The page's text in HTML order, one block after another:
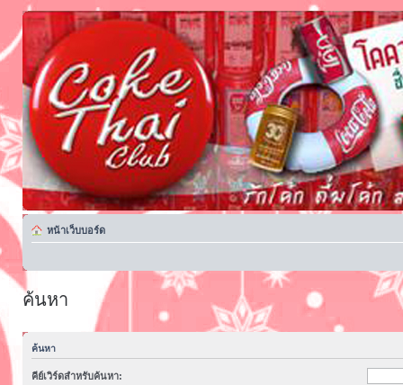
หน้าเว็บบอร์ด
ค้นหา
ค้นหา
คีย์เวิร์ดสำหรับค้นหา: